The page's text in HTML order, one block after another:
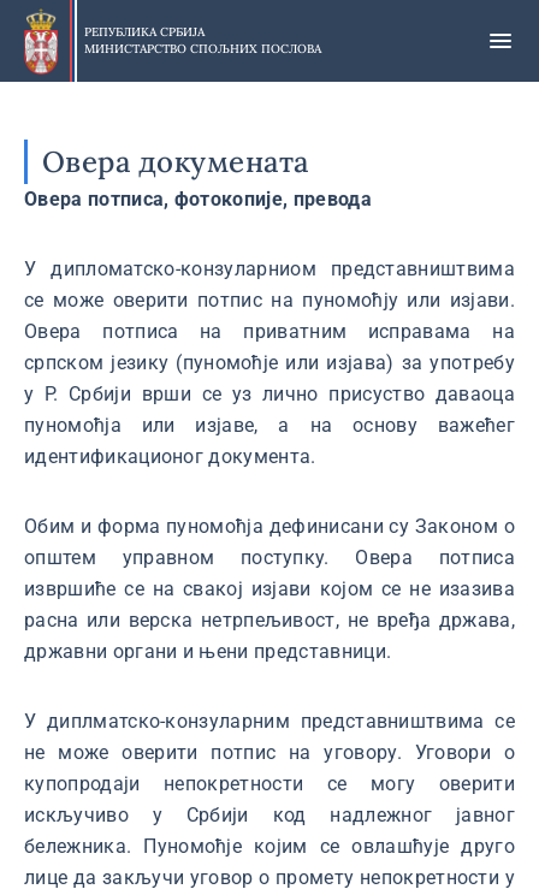
Прескочи
главни
део
РЕПУБЛИКА СРБИЈА
МИНИСТАРСТВО СПОЉНИХ ПОСЛОВА
Овера докумената
Овера потписа, фотокопије, превода
У дипломатско-конзуларниом представништвима
се може оверити потпис на пуномоћју или изјави.
Овера потписа на приватним исправама на
српском језику (пуномоћје или изјава) за употребу
у Р. Србији врши се уз лично присуство даваоца
пуномоћја или изјаве, а на основу важећег
идентификационог документа.
Обим и форма пуномоћја дефинисани су Законом о
општем управном поступку. Овера потписа
извршиће се на свакој изјави којом се не изазива
расна или верска нетрпељивост, не вређа држава,
државни органи и њени представници.
У диплматско-конзуларним представништвима се
не може оверити потпис на уговору. Уговори о
купопродаји непокретности се могу оверити
искључиво у Србији код надлежног јавног
бележника. Пуномоћје којим се овлашћује друго
лице да закључи уговор о промету непокретности у